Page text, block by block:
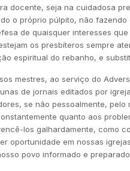
docente, seja na cuidadosa
o próprio púlpito, não
de quaisquer interesses
os presbíteros sempre
espiritual do rebanho, e
mestres, ao serviço do
de jornais editados por
se não pessoalmente, pelo
quanto aos
los galhardamente, como
oportunidade em nossas
povo informado e